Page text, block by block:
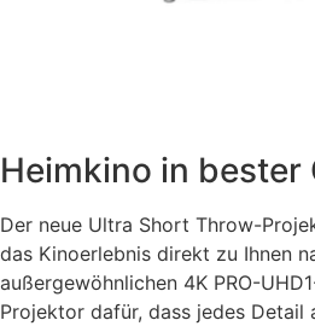
Heimkino in bester
Der neue Ultra Short Throw-
das Kinoerlebnis direkt zu Ihnen
außergewöhnlichen 4K PRO-
Projektor dafür, dass jedes Detail